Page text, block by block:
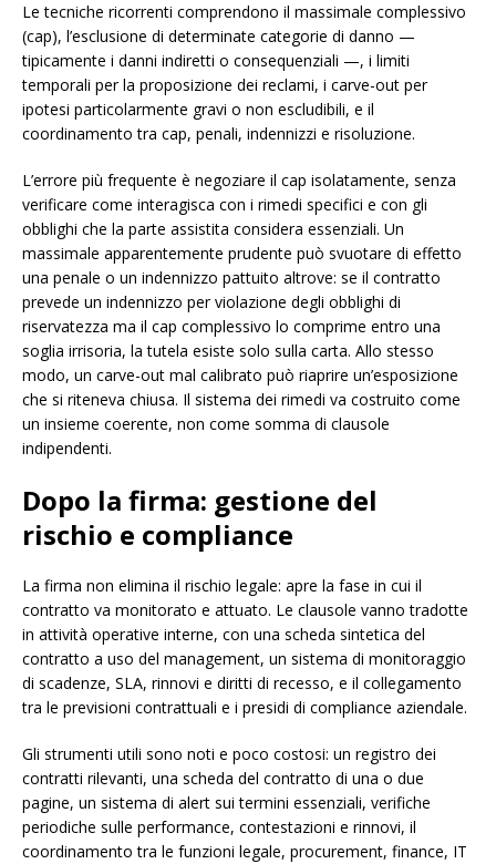
Le tecniche ricorrenti comprendono il massimale complessivo
(cap), l’esclusione di determinate categorie di danno —
tipicamente i danni indiretti o consequenziali —, i limiti
temporali per la proposizione dei reclami, i carve-out per
ipotesi particolarmente gravi o non escludibili, e il
coordinamento tra cap, penali, indennizzi e risoluzione.
L’errore più frequente è negoziare il cap isolatamente, senza
verificare come interagisca con i rimedi specifici e con gli
obblighi che la parte assistita considera essenziali. Un
massimale apparentemente prudente può svuotare di effetto
una penale o un indennizzo pattuito altrove: se il contratto
prevede un indennizzo per violazione degli obblighi di
riservatezza ma il cap complessivo lo comprime entro una
soglia irrisoria, la tutela esiste solo sulla carta. Allo stesso
modo, un carve-out mal calibrato può riaprire un’esposizione
che si riteneva chiusa. Il sistema dei rimedi va costruito come
un insieme coerente, non come somma di clausole
indipendenti.
Dopo la firma: gestione del
rischio e compliance
La firma non elimina il rischio legale: apre la fase in cui il
contratto va monitorato e attuato. Le clausole vanno tradotte
in attività operative interne, con una scheda sintetica del
contratto a uso del management, un sistema di monitoraggio
di scadenze, SLA, rinnovi e diritti di recesso, e il collegamento
tra le previsioni contrattuali e i presidi di compliance aziendale.
Gli strumenti utili sono noti e poco costosi: un registro dei
contratti rilevanti, una scheda del contratto di una o due
pagine, un sistema di alert sui termini essenziali, verifiche
periodiche sulle performance, contestazioni e rinnovi, il
coordinamento tra le funzioni legale, procurement, finance, IT